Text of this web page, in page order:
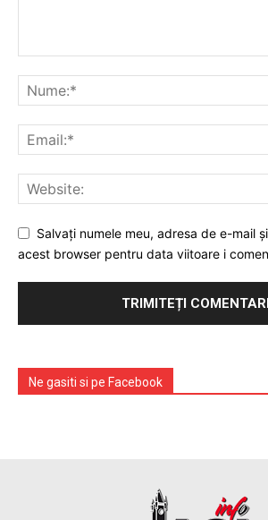
Salvați numele meu, adresa de e-mail
acest browser pentru data viitoare i
Ne gasiti si pe Facebook